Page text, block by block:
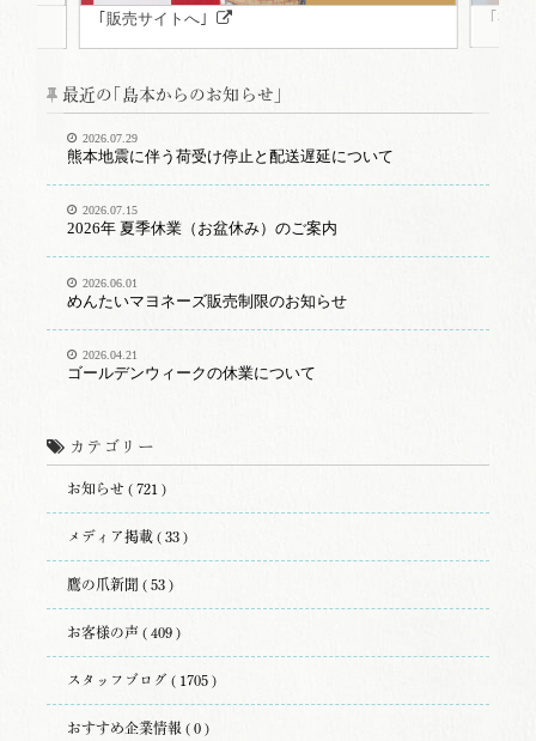
｢販売サイトへ｣ ｢福岡
最近の｢島本からのお知らせ｣
2026.07.29
熊本地震に伴う荷受け停止と配送遅延について
2026.07.15
2026年 夏季休業（お盆休み）のご案内
2026.06.01
めんたいマヨネーズ販売制限のお知らせ
2026.04.21
ゴールデンウィークの休業について
カテゴリー
お知らせ ( 721 )
メディア掲載 ( 33 )
鷹の爪新聞 ( 53 )
お客様の声 ( 409 )
スタッフブログ ( 1705 )
おすすめ企業情報 ( 0 )